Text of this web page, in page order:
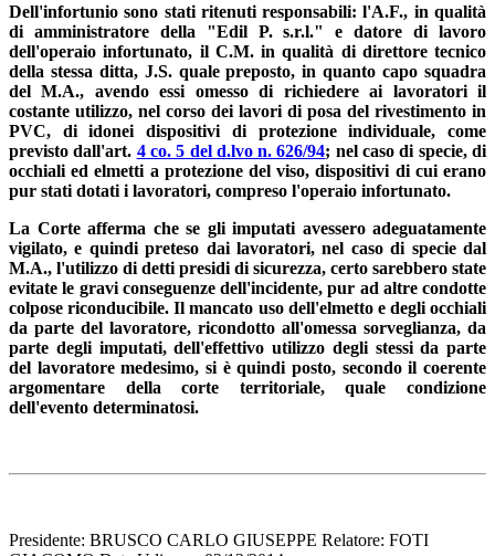
Dell'infortunio sono stati ritenuti responsabili: l'A.F., in qualità
di amministratore della "Edil P. s.r.l." e datore di lavoro
dell'operaio infortunato, il C.M. in qualità di direttore tecnico
della stessa ditta, J.S. quale preposto, in quanto capo squadra
del M.A., avendo essi omesso di richiedere ai lavoratori il
costante utilizzo, nel corso dei lavori di posa del rivestimento in
PVC, di idonei dispositivi di protezione individuale, come
previsto dall'art. 4 co. 5 del d.lvo n. 626/94; nel caso di specie, di
occhiali ed elmetti a protezione del viso, dispositivi di cui erano
pur stati dotati i lavoratori, compreso l'operaio infortunato.
La Corte afferma che se gli imputati avessero adeguatamente
vigilato, e quindi preteso dai lavoratori, nel caso di specie dal
M.A., l'utilizzo di detti presidi di sicurezza, certo sarebbero state
evitate le gravi conseguenze dell'incidente, pur ad altre condotte
colpose riconducibile. Il mancato uso dell'elmetto e degli occhiali
da parte del lavoratore, ricondotto all'omessa sorveglianza, da
parte degli imputati, dell'effettivo utilizzo degli stessi da parte
del lavoratore medesimo, si è quindi posto, secondo il coerente
argomentare della corte territoriale, quale condizione
dell'evento determinatosi.
Presidente: BRUSCO CARLO GIUSEPPE Relatore: FOTI